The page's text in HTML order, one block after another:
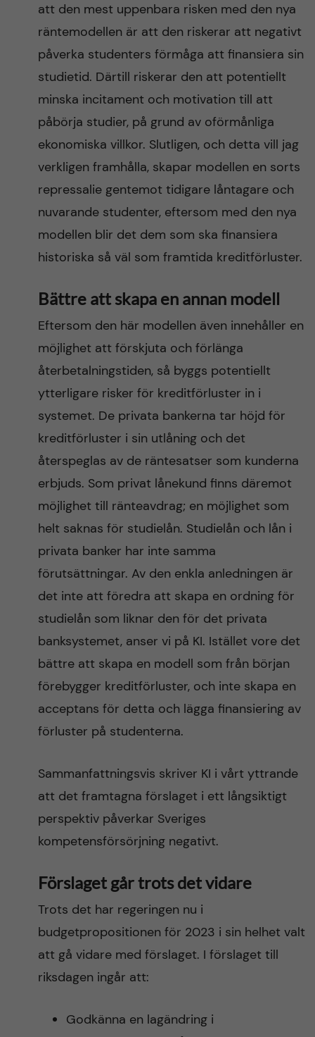
att den mest uppenbara risken med den nya
räntemodellen är att den riskerar att negativt
påverka studenters förmåga att finansiera sin
studietid. Därtill riskerar den att potentiellt
minska incitament och motivation till att
påbörja studier, på grund av oförmånliga
ekonomiska villkor. Slutligen, och detta vill jag
verkligen framhålla, skapar modellen en sorts
repressalie gentemot tidigare låntagare och
nuvarande studenter, eftersom med den nya
modellen blir det dem som ska finansiera
historiska så väl som framtida kreditförluster.
Bättre att skapa en annan modell
Eftersom den här modellen även innehåller en
möjlighet att förskjuta och förlänga
återbetalningstiden, så byggs potentiellt
ytterligare risker för kreditförluster in i
systemet. De privata bankerna tar höjd för
kreditförluster i sin utlåning och det
återspeglas av de räntesatser som kunderna
erbjuds. Som privat lånekund finns däremot
möjlighet till ränteavdrag; en möjlighet som
helt saknas för studielån. Studielån och lån i
privata banker har inte samma
förutsättningar. Av den enkla anledningen är
det inte att föredra att skapa en ordning för
studielån som liknar den för det privata
banksystemet, anser vi på KI. Istället vore det
bättre att skapa en modell som från början
förebygger kreditförluster, och inte skapa en
acceptans för detta och lägga finansiering av
förluster på studenterna.
Sammanfattningsvis skriver KI i vårt yttrande
att det framtagna förslaget i ett långsiktigt
perspektiv påverkar Sveriges
kompetensförsörjning negativt.
Förslaget går trots det vidare
Trots det har regeringen nu i
budgetpropositionen för 2023 i sin helhet valt
att gå vidare med förslaget. I förslaget till
riksdagen ingår att:
Godkänna en lagändring i